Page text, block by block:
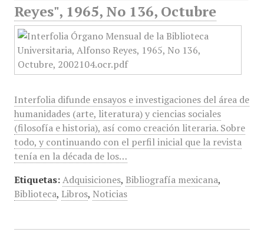
Reyes", 1965, No 136, Octubre
Interfolia difunde ensayos e investigaciones del área de
humanidades (arte, literatura) y ciencias sociales
(filosofía e historia), así como creación literaria. Sobre
todo, y continuando con el perfil inicial que la revista
tenía en la década de los…
Etiquetas: Adquisiciones, Bibliografía mexicana,
Biblioteca, Libros, Noticias